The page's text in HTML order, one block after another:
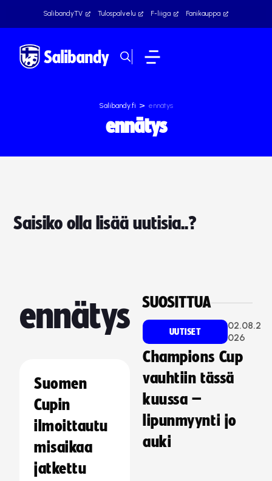
SalibandyTV Tulospalvelu F-liiga Fanikauppa
Salibandy.fi > ennätys
ennätys
Saisiko olla lisää uutisia..?
ennätys
Suomen
Cupin
ilmoittautu
misaikaa
jatkettu
SUOSITTUA
UUTISET
02.08.2
026
Champions Cup
vauhtiin tässä
kuussa –
lipunmyynti jo
auki